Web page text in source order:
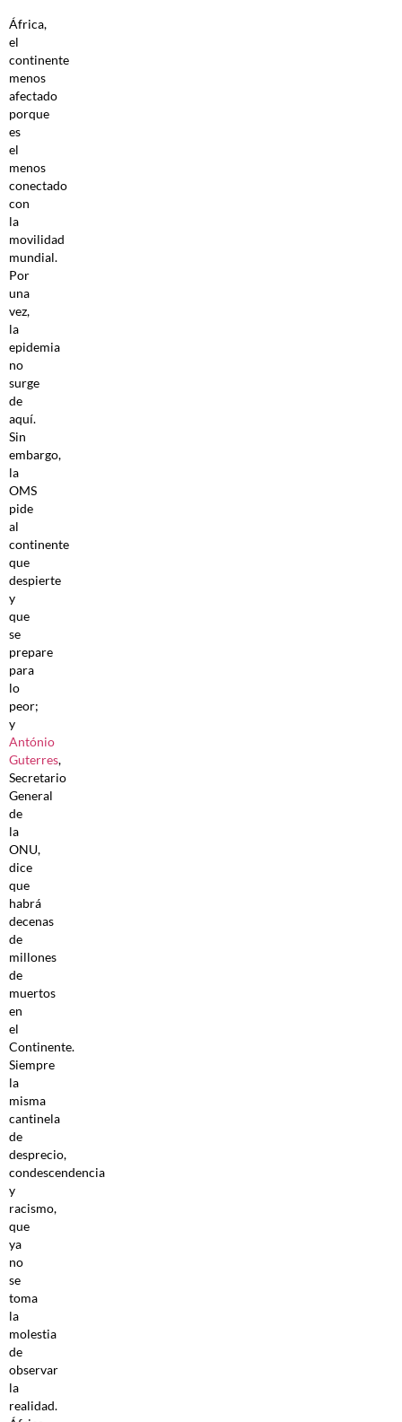
África,
el
continente
menos
afectado
porque
es
el
menos
conectado
con
la
movilidad
mundial.
Por
una
vez,
la
epidemia
no
surge
de
aquí.
Sin
embargo,
la
OMS
pide
al
continente
que
despierte
y
que
se
prepare
para
lo
peor;
y
António
Guterres,
Secretario
General
de
la
ONU,
dice
que
habrá
decenas
de
millones
de
muertos
en
el
Continente.
Siempre
la
misma
cantinela
de
desprecio,
condescendencia
y
racismo,
que
ya
no
se
toma
la
molestia
de
observar
la
realidad.